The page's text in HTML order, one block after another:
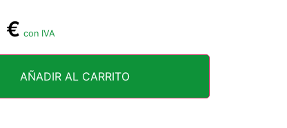
€ con IVA
AÑADIR AL CARRITO